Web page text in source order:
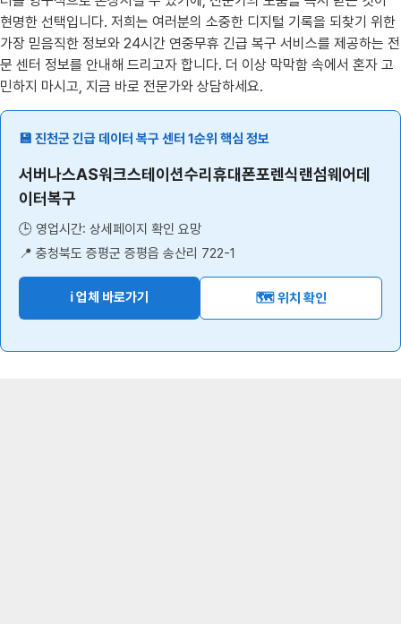
현명한 선택입니다. 저희는 여러분의 소중한 디지털 기록을 되찾기 위한
가장 믿음직한 정보와 24시간 연중무휴 긴급 복구 서비스를 제공하는 전
문 센터 정보를 안내해 드리고자 합니다. 더 이상 막막함 속에서 혼자 고
민하지 마시고, 지금 바로 전문가와 상담하세요.
💾 진천군 긴급 데이터 복구 센터 1순위 핵심 정보
서버나스AS워크스테이션수리휴대폰포렌식랜섬웨어데
이터복구
🕒 영업시간: 상세페이지 확인 요망
📍 충청북도 증평군 증평읍 송산리 722-1
ℹ️ 업체 바로가기 🗺️ 위치 확인